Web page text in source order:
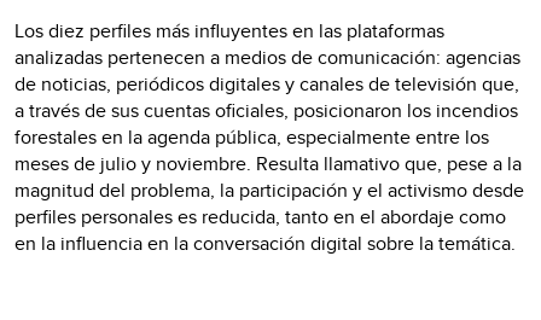
Los diez perfiles más influyentes en las plataformas
analizadas pertenecen a medios de comunicación: agencias
de noticias, periódicos digitales y canales de televisión que,
a través de sus cuentas oficiales, posicionaron los incendios
forestales en la agenda pública, especialmente entre los
meses de julio y noviembre. Resulta llamativo que, pese a la
magnitud del problema, la participación y el activismo desde
perfiles personales es reducida, tanto en el abordaje como
en la influencia en la conversación digital sobre la temática.